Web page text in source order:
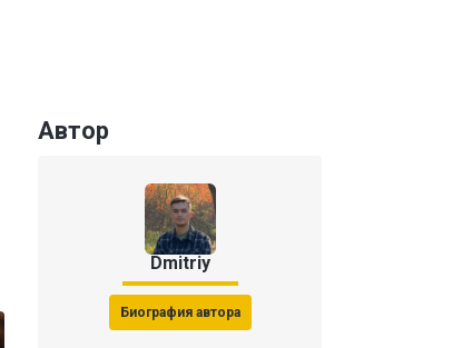
Автор
Dmitriy
Биография автора